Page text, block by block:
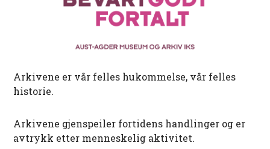
Arkivene er vår felles hukommelse, vår felles
historie.
Arkivene gjenspeiler fortidens handlinger og er
avtrykk etter menneskelig aktivitet.